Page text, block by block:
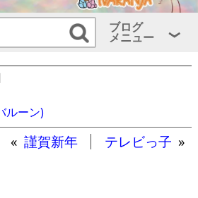
ブログ
メニュー
ルーン)
« 謹賀新年 テレビっ子 »